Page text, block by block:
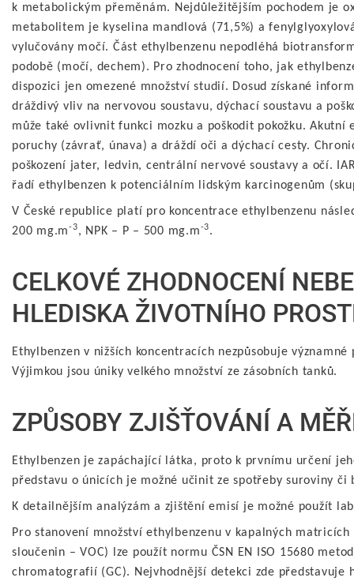
k metabolickým přeměnám. Nejdůležitějším pochodem je
metabolitem je kyselina mandlová (71,5%) a
vylučovány močí. Část ethylbenzenu nepodléhá
podobě (močí, dechem). Pro zhodnocení toho, jak
dispozici jen omezené množství studií. Dosud získané
dráždivý vliv na nervovou soustavu, dýchací soustavu a
může také ovlivnit funkci mozku a poškodit pokožku. Akutní
poruchy (závrať, únava) a dráždí oči a dýchací cesty.
poškození jater, ledvin, centrální nervové soustavy a očí.
řadí ethylbenzen k potenciálním lidským karcinogenům
V České republice platí pro koncentrace ethylbenzenu
200 mg.m-3, NPK – P – 500 mg.m-3.
CELKOVÉ ZHODNOCENÍ
HLEDISKA ŽIVOTNÍHO
Ethylbenzen v nižších koncentracích nezpůsobuje
Výjimkou jsou úniky velkého množství ze zásobních tanků.
ZPŮSOBY ZJIŠŤOVÁNÍ A
Ethylbenzen je zapáchající látka, proto k prvnímu určení
představu o únicích je možné učinit ze spotřeby suroviny či
K detailnějším analýzám a zjištění emisí je možné použít
Pro stanovení množství ethylbenzenu v kapalných
sloučenin – VOC) lze použít normu ČSN EN ISO 15680
chromatografií (GC). Nejvhodnější detekci zde